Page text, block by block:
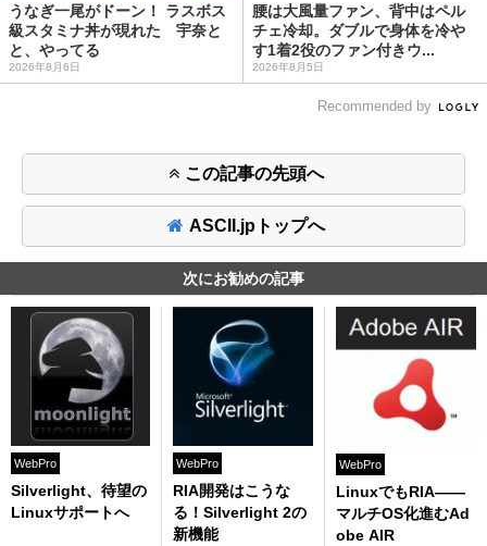
うなぎ一尾がドーン！ ラスボス
級スタミナ丼が現れた 宇奈と
と、やってる
2026年8月6日
腰は大風量ファン、背中はペル
チェ冷却。ダブルで身体を冷や
す1着2役のファン付きウ...
2026年8月5日
Recommended by
この記事の先頭へ
ASCII.jpトップへ
次にお勧めの記事
WebPro
Silverlight、待望の
Linuxサポートへ
WebPro
RIA開発はこうな
る！Silverlight 2の
新機能
WebPro
LinuxでもRIA――
マルチOS化進むAd
obe AIR